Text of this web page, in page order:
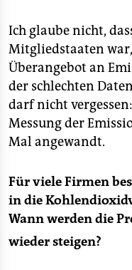
Ich glaube nicht,
Mitgliedstaaten
Überangebot an
der schlechten
darf nicht
Messung der
Mal angewandt.
Für viele Firmen
in die
Wann werden die
wieder steigen?